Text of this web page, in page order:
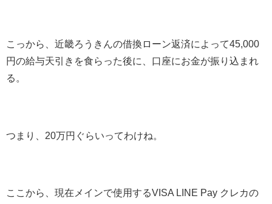
こっから、近畿ろうきんの借換ローン返済によって45,000
円の給与天引きを食らった後に、口座にお金が振り込まれ
る。
つまり、20万円ぐらいってわけね。
ここから、現在メインで使用するVISA LINE Pay クレカの